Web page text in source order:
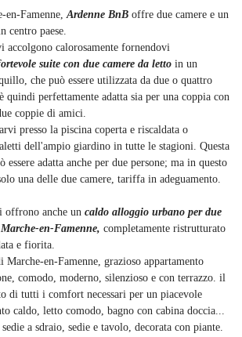
en-Famenne,Ardenne BnB offre due camere e un
centro paese.
accolgono calorosamente fornendovi
suite con due camere da letto in un
che può essere utilizzata da due o quattro
quindi perfettamente adatta sia per una coppia con
coppie di amici.
presso la piscina coperta e riscaldata o
dell'ampio giardino in tutte le stagioni. Questa
essere adatta anche per due persone; ma in questo
una delle due camere, tariffa in adeguamento.
offrono anche un caldo alloggio urbano per due
en-Famenne, completamente ristrutturato
e fiorita.
Marche-en-Famenne, grazioso appartamento
comodo, moderno, silenzioso e con terrazzo. il
di tutti i comfort necessari per un piacevole
caldo, letto comodo, bagno con cabina doccia...
a sdraio, sedie e tavolo, decorata con piante.